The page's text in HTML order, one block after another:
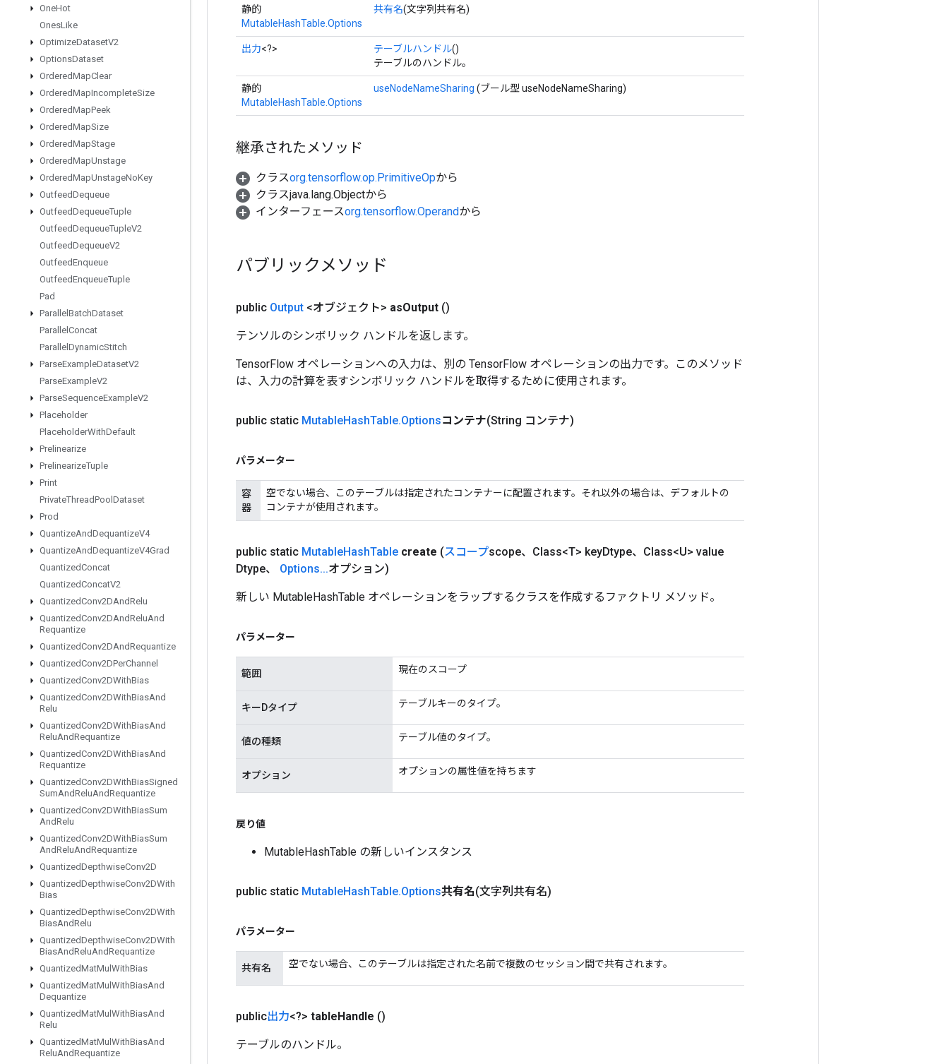
OneHot
OnesLike
OptimizeDatasetV2
OptionsDataset
OrderedMapClear
OrderedMapIncompleteSize
OrderedMapPeek
OrderedMapSize
OrderedMapStage
OrderedMapUnstage
OrderedMapUnstageNoKey
OutfeedDequeue
OutfeedDequeueTuple
OutfeedDequeueTupleV2
OutfeedDequeueV2
OutfeedEnqueue
OutfeedEnqueueTuple
Pad
Parallel BatchDataset
Parallel Concat
Parallel DynamicStitch
ParseExampleDatasetV2
ParseExampleV2
ParseSequenceExampleV2
Placeholder
PlaceholderWithDefault
Prelinearize
PrelinearizeTuple
Print
PrivateThreadPool Dataset
Prod
QuantizeAndDequantizeV4
QuantizeAndDequantizeV4Grad
QuantizedConcat
QuantizedConcatV2
QuantizedConv2DAndRelu
QuantizedConv2DAndReluAnd
Requantize
QuantizedConv2DAndRequantize
QuantizedConv2DPerChannel
QuantizedConv2DWithBias
QuantizedConv2DWithBiasAnd
Relu
QuantizedConv2DWithBiasAnd
ReluAndRequantize
QuantizedConv2DWithBiasAnd
Requantize
QuantizedConv2DWithBiasSigned
SumAndReluAndRequantize
QuantizedConv2DWithBiasSum
AndRelu
QuantizedConv2DWithBiasSum
AndReluAndRequantize
QuantizedDepthwiseConv2D
QuantizedDepthwiseConv2DWith
Bias
QuantizedDepthwiseConv2DWith
BiasAndRelu
QuantizedDepthwiseConv2DWith
BiasAndReluAndRequantize
QuantizedMatMul WithBias
QuantizedMatMul WithBiasAnd
Dequantize
QuantizedMatMul WithBiasAnd
Relu
QuantizedMatMul WithBiasAnd
ReluAndRequantize
静的
MutableHashTable.Options
共有名(文字列共有名)
出力<?> テーブルハンドル()
テーブルのハンドル。
静的
MutableHashTable.Options
useNodeNameSharing (ブール型 useNodeNameSharing)
継承されたメソッド
クラスorg.tensorflow.op.PrimitiveOpから
クラスjava.lang.Objectから
インターフェースorg.tensorflow.Operandから
パブリックメソッド
public Output <オブジェクト> asOutput ()
テンソルのシンボリック ハンドルを返します。
TensorFlow オペレーションへの入力は、別の TensorFlow オペレーションの出力です。このメソッド
は、入力の計算を表すシンボリック ハンドルを取得するために使用されます。
public static MutableHashTable.Optionsコンテナ(String コンテナ)
パラメーター
容
器
空でない場合、このテーブルは指定されたコンテナーに配置されます。それ以外の場合は、デフォルトの
コンテナが使用されます。
public static MutableHashTable create (スコープscope、Class<T> keyDtype、Class<U> value
Dtype、 Options...オプション)
新しい MutableHashTable オペレーションをラップするクラスを作成するファクトリ メソッド。
パラメーター
範囲 現在のスコープ
キーDタイプ テーブルキーのタイプ。
値の種類 テーブル値のタイプ。
オプション オプションの属性値を持ちます
戻り値
MutableHashTable の新しいインスタンス
public static MutableHashTable.Options共有名(文字列共有名)
パラメーター
共有名 空でない場合、このテーブルは指定された名前で複数のセッション間で共有されます。
public出力<?> tableHandle ()
テーブルのハンドル。